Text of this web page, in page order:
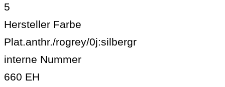
5
Hersteller Farbe
Plat.anthr./rogrey/0j:silbergr
interne Nummer
660 EH